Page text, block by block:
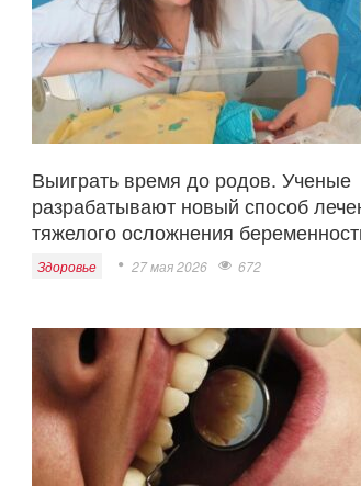
Выиграть время до родов. Ученые
разрабатывают новый способ
тяжелого осложнения
Здоровье 27 мая 2026 672